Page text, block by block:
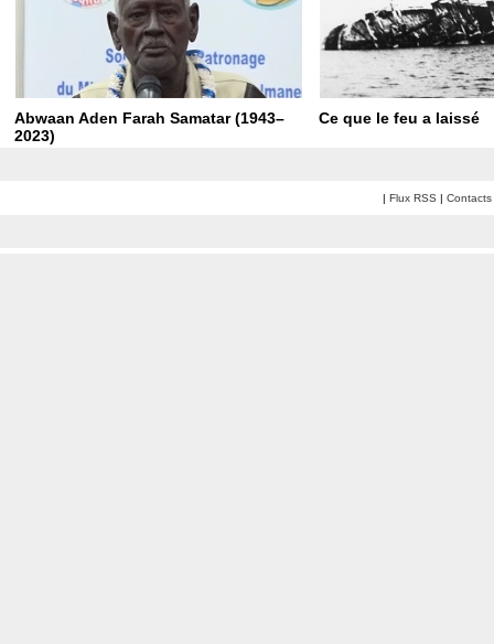
Abwaan Aden Farah Samatar (1943–
2023)
Ce que le feu a laissé
| Flux RSS | Contacts